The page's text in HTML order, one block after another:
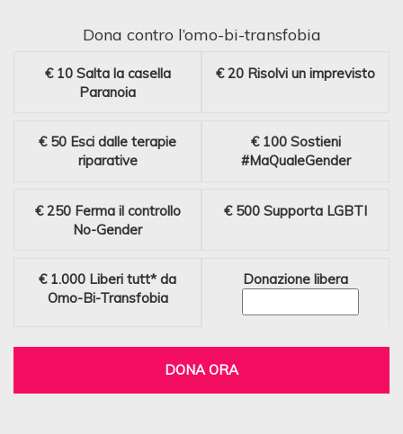
Dona contro l’omo-bi-transfobia
€ 10 Salta la casella
Paranoia
€ 20 Risolvi un imprevisto
€ 50 Esci dalle terapie
riparative
€ 100 Sostieni
#MaQualeGender
€ 250 Ferma il controllo
No-Gender
€ 500 Supporta LGBTI
€ 1.000 Liberi tutt* da
Omo-Bi-Transfobia
Donazione libera
DONA ORA